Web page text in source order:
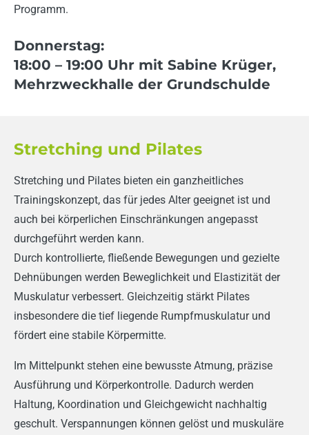
Programm.
Donnerstag:
18:00 – 19:00 Uhr mit Sabine Krüger,
Mehrzweckhalle der Grundschulde
Stretching und Pilates
Stretching und Pilates bieten ein ganzheitliches
Trainingskonzept, das für jedes Alter geeignet ist und
auch bei körperlichen Einschränkungen angepasst
durchgeführt werden kann.
Durch kontrollierte, fließende Bewegungen und gezielte
Dehnübungen werden Beweglichkeit und Elastizität der
Muskulatur verbessert. Gleichzeitig stärkt Pilates
insbesondere die tief liegende Rumpfmuskulatur und
fördert eine stabile Körpermitte.
Im Mittelpunkt stehen eine bewusste Atmung, präzise
Ausführung und Körperkontrolle. Dadurch werden
Haltung, Koordination und Gleichgewicht nachhaltig
geschult. Verspannungen können gelöst und muskuläre